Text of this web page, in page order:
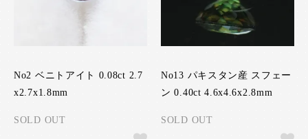
No2 ベニトアイト 0.08ct 2.7
x2.7x1.8mm
SOLD OUT
No13 パキスタン産 スフェー
ン 0.40ct 4.6x4.6x2.8mm
SOLD OUT